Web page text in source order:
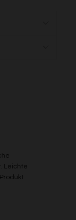
Leichte